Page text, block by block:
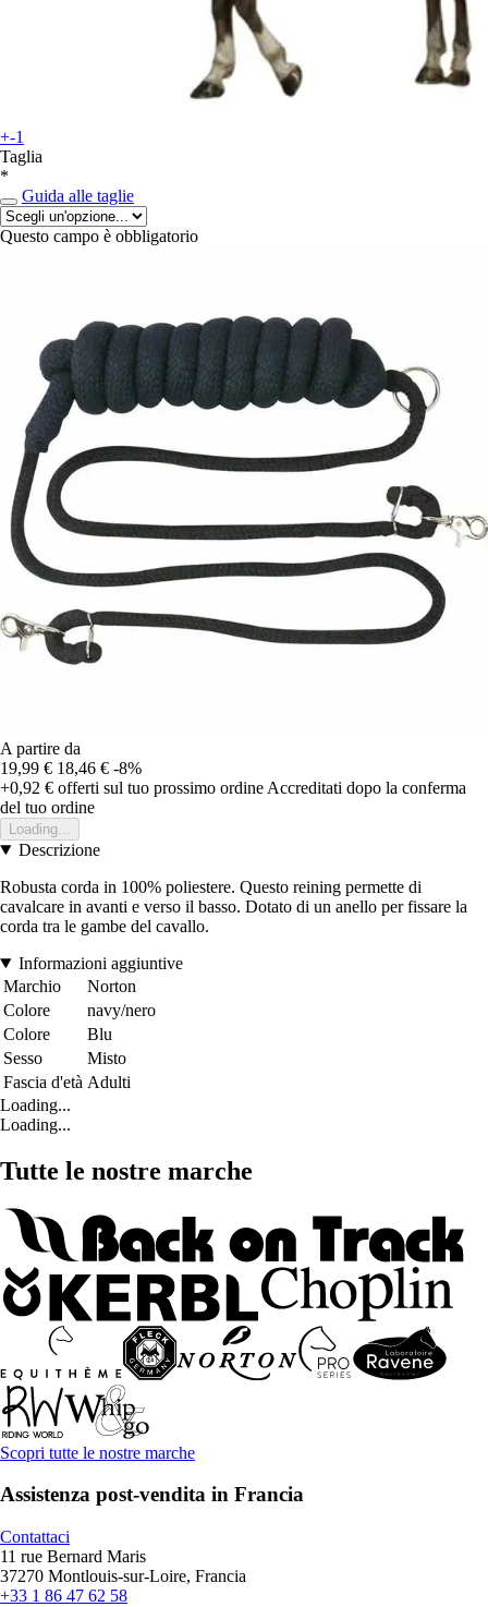
+-1
Taglia
*
Guida alle taglie
Questo campo è obbligatorio
A partire da
19,99 € 18,46 € -8%
+0,92 € offerti sul tuo prossimo ordine Accreditati dopo la conferma
del tuo ordine
Loading...
Descrizione
Robusta corda in 100% poliestere. Questo reining permette di
cavalcare in avanti e verso il basso. Dotato di un anello per fissare la
corda tra le gambe del cavallo.
Informazioni aggiuntive
Marchio
Norton
Colore
navy/nero
Colore
Blu
Sesso
Misto
Fascia d'età Adulti
Loading...
Loading...
Tutte le nostre marche
Scopri tutte le nostre marche
Assistenza post-vendita in Francia
Contattaci
11 rue Bernard Maris
37270 Montlouis-sur-Loire, Francia
+33 1 86 47 62 58